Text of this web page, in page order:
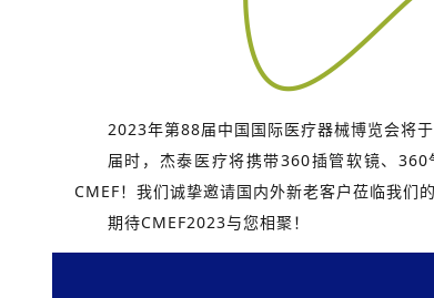
2023年第88届中国国际医疗器械博览会将
届时，杰泰医疗将携带360插管软镜、
CMEF！我们诚挚邀请国内外新老客户莅临我们
期待CMEF2023与您相聚！